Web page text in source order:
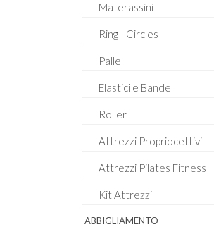
Materassini
Ring - Circles
Palle
Elastici e Bande
Roller
Attrezzi Propriocettivi
Attrezzi Pilates Fitness
Kit Attrezzi
ABBIGLIAMENTO